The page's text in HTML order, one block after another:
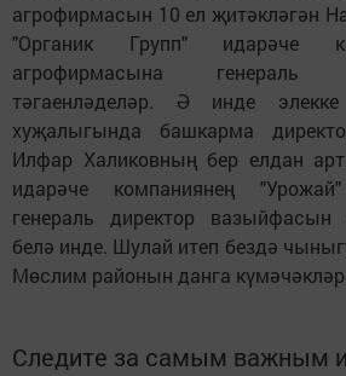
агрофирмасын 10 ел җитәкләгән
"Органик Групп" идарәче
агрофирмасына генераль
тәгаенләделәр. Ә инде
хуҗалыгында башкарма
Илфар Халиковның бер елдан
идарәче компаниянең
генераль директор вазыйфасын
белә инде. Шулай итеп бездә
Мөслим районын данга
Следите за самым важным